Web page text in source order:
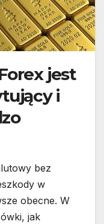
jest
i
bez
w
obecne. W
jak